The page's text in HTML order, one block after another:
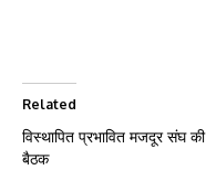
Related
विस्थापित प्रभावित मजदूर संघ की
बैठक